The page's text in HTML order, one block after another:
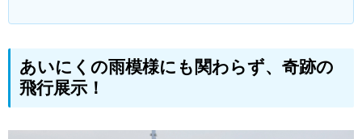
あいにくの雨模様にも関わらず、奇跡の
飛行展示！